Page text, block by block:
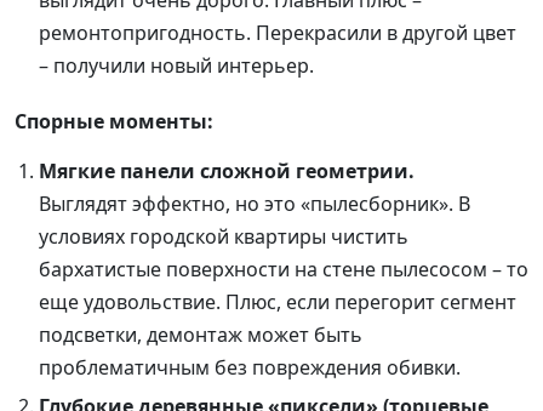
ремонтопригодность. Перекрасили в другой цвет
– получили новый интерьер.
Спорные моменты:
Мягкие панели сложной геометрии.
Выглядят эффектно, но это «пылесборник». В
условиях городской квартиры чистить
бархатистые поверхности на стене пылесосом – то
еще удовольствие. Плюс, если перегорит сегмент
подсветки, демонтаж может быть
проблематичным без повреждения обивки.